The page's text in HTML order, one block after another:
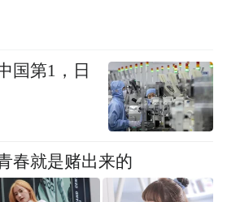
国第1，日
春就是赌出来的